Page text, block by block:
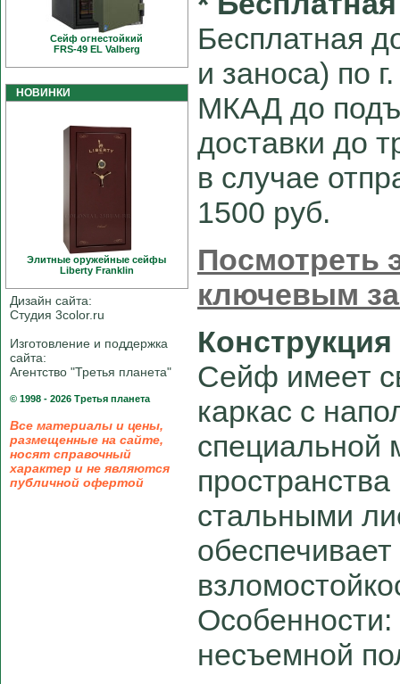
Сейф огнестойкий
FRS-49 EL Valberg
НОВИНКИ
Элитные оружейные сейфы
Liberty Franklin
Дизайн сайта:
Студия 3color.ru
Изготовление и поддержка
сайта:
Агентство "Третья планета"
© 1998 - 2026 Третья планета
Все материалы и цены,
размещенные на сайте,
носят справочный
характер и не являются
публичной офертой
Бесплатная
и заноса) по
МКАД до
доставки до
в случае
1500 руб.
Посмотреть
ключевым
Конструкция
Сейф имеет
каркас с
специальной
стальными
несъемной